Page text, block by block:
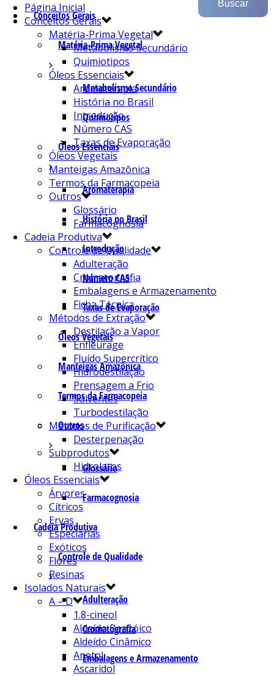
Conceitos Gerais
Matéria-Prima Vegetal
Metabolismo Secundário
Quimiotipos
Óleos Essenciais
Aromaterapia
História no Brasil
Introdução
Número CAS
Taxas de Evaporação
Óleos Vegetais
Manteigas Amazônica
Termos da Farmacopeia
Outros
Glossário
Farmacognosia
Cadeia Produtiva
Controle de Qualidade
Adulteração
Cromatografia
Embalagens e Armazenamento
Página Inicial
Conceitos Gerais
Matéria-Prima Vegetal
Metabolismo Secundário
Quimiotipos
Óleos Essenciais
Aromaterapia
História no Brasil
Introdução
Número CAS
Taxas de Evaporação
Óleos Vegetais
Manteigas Amazônica
Termos da Farmacopeia
Outros
Glossário
Farmacognosia
Cadeia Produtiva
Controle de Qualidade
Adulteração
Cromatografia
Embalagens e Armazenamento
Ficha Técnica
Métodos de Extração
Destilação a Vapor
Enfleurage
Fluído Supercrítico
Hidrodestilação
Prensagem a Frio
Solventes
Turbodestilação
Métodos de Purificação
Desterpenação
Subprodutos
Hidrolatos
Óleos Essenciais
Árvores
Cítricos
Ervas
Especiarias
Exóticos
Flores
Resinas
Isolados Naturais
A – D
1.8-cineol
Aldeído Benzóico
Aldeído Cinâmico
Anetol
Ascaridol